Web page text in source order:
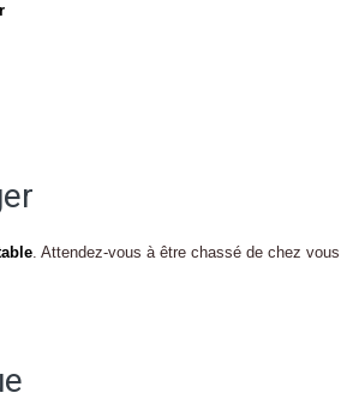
. Attendez-vous à être chassé de chez